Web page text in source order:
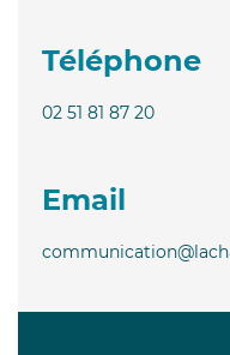
Téléphone
02 51 81 87 20
Email